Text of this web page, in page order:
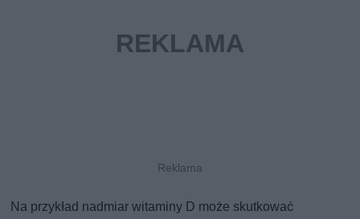
Na przykład nadmiar witaminy D może skutkować